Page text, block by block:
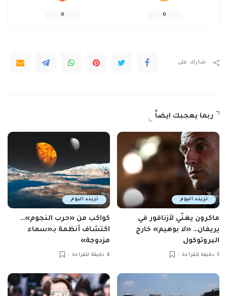
0
0
شارك على
ربما يعجبك ايضاً
تريند اليوم
ماكرون يغنّي لأزنافور في
يريفان… «لا بوهيم» خارج
البروتوكول
3 دقيقة للقراءة
تريند اليوم
كواكب من «حرب النجوم»…
اكتشاف أنظمة بـ«سماء
مزدوجة»
4 دقيقة للقراءة